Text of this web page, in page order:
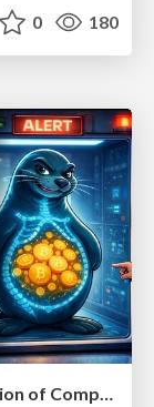
0 180